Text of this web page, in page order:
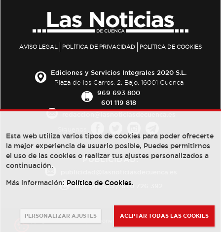
AVISO LEGAL POLÍTICA DE PRIVACIDAD POLÍTICA DE COOKIES
Ediciones y Servicios Integrales 2020 S.L.
Plaza de los Carros, 2. Bajo. 16001 Cuenca
969 693 800
601 119 818
PUBLICIDAD:
684 126 573/670 726 392
Esta web utiliza varios tipos de cookies para poder ofrecerte
la mejor experiencia de usuario posible, Puedes permitirnos
el uso de las cookies o realizar tus ajustes personalizados a
continuación.
Más información: Política de Cookies.
PERSONALIZAR AJUSTES ACEPTAR TODAS LAS COOKIES